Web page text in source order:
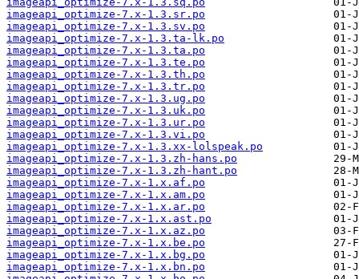
imageapi_optimize-7.x-1.3.sr.po
imageapi_optimize-7.x-1.3.sv.po
imageapi_optimize-7.x-1.3.ta-lk.po
imageapi_optimize-7.x-1.3.ta.po
imageapi_optimize-7.x-1.3.te.po
imageapi_optimize-7.x-1.3.th.po
imageapi_optimize-7.x-1.3.tr.po
imageapi_optimize-7.x-1.3.ug.po
imageapi_optimize-7.x-1.3.uk.po
imageapi_optimize-7.x-1.3.ur.po
imageapi_optimize-7.x-1.3.vi.po
imageapi_optimize-7.x-1.3.xx-lolspeak.po
imageapi_optimize-7.x-1.3.zh-hans.po
imageapi_optimize-7.x-1.3.zh-hant.po
imageapi_optimize-7.x-1.x.af.po
imageapi_optimize-7.x-1.x.am.po
imageapi_optimize-7.x-1.x.ar.po
imageapi_optimize-7.x-1.x.ast.po
imageapi_optimize-7.x-1.x.az.po
imageapi_optimize-7.x-1.x.be.po
imageapi_optimize-7.x-1.x.bg.po
imageapi_optimize-7.x-1.x.bn.po